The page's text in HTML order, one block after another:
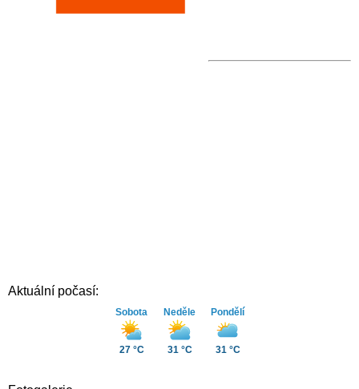
Aktuální počasí:
Sobota
27 °C
Neděle
31 °C
Pondělí
31 °C